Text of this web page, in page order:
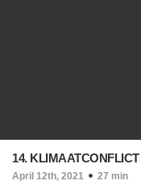
14.
April 12th, 2021 27 min